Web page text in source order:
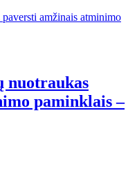
nuotraukas
paminklais –